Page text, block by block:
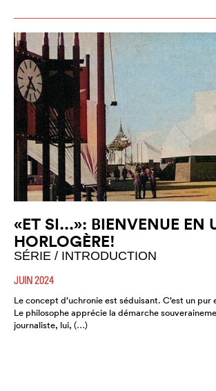
«ET SI...»: BIENVENUE EN
HORLOGÈRE!
SÉRIE / INTRODUCTION
JUIN 2024
Le concept d’uchronie est séduisant. C’est un pur
Le philosophe apprécie la démarche
journaliste, lui, (…)